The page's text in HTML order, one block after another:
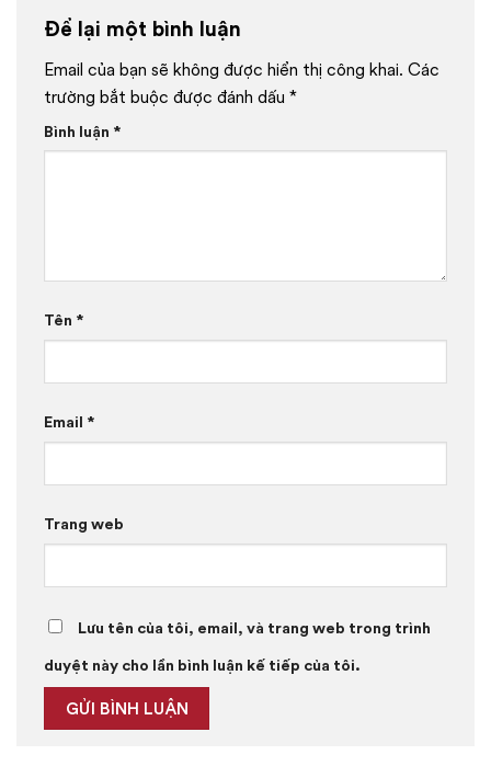
Để lại một bình luận
Email của bạn sẽ không được hiển thị công khai. Các
trường bắt buộc được đánh dấu*
Bình luận *
Tên *
Email *
Trang web
Lưu tên của tôi, email, và trang web trong trình
duyệt này cho lần bình luận kế tiếp của tôi.